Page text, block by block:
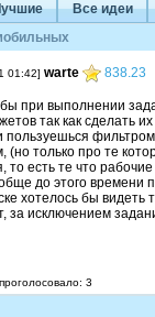
Все идеи
01:42] warte 838.23
при выполнении
так как сделать
пользуешься
(но только про те
то есть те что
до этого времени
хотелось бы
исключением
проголосовало: 3